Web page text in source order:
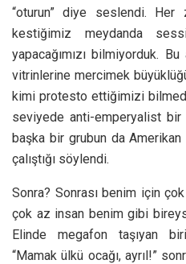
“oturun” diye seslendi. Her
kestiğimiz meydanda
yapacağımızı bilmiyorduk. Bu
vitrinlerine mercimek
kimi protesto ettiğimizi
seviyede anti-emperyalist
başka bir grubun da
çalıştığı söylendi.
Sonra? Sonrası benim için
çok az insan benim gibi
Elinde megafon taşıyan
“Mamak ülkü ocağı, ayrıl!”